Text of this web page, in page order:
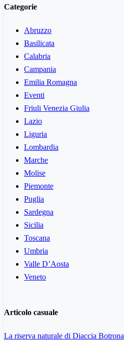
Categorie
Abruzzo
Basilicata
Calabria
Campania
Emilia Romagna
Eventi
Friuli Venezia Giulia
Lazio
Liguria
Lombardia
Marche
Molise
Piemonte
Puglia
Sardegna
Sicilia
Toscana
Umbria
Valle D’Aosta
Veneto
Articolo casuale
La riserva naturale di Diaccia Botrona